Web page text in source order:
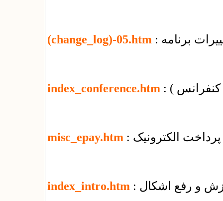
(change_log)-05.htm برنامه
index_conference.htm کنفرانس )
misc_epay.htm الکترونیک
index_intro.htm و رفع اشکال